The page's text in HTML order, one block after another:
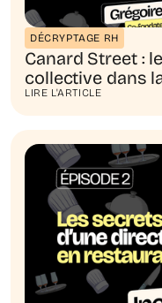
DÉCRYPTAGE RH
Canard Street :
collective dans
LIRE L'ARTICLE